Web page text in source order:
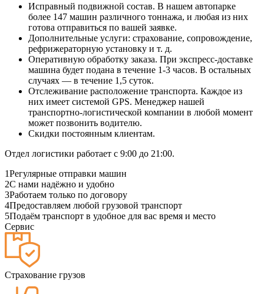
Исправный подвижной состав. В нашем автопарке
более 147 машин различного тоннажа, и любая из них
готова отправиться по вашей заявке.
Дополнительные услуги: страхование, сопровождение,
рефрижераторную установку и т. д.
Оперативную обработку заказа. При экспресс-доставке
машина будет подана в течение 1-3 часов. В остальных
случаях — в течение 1,5 суток.
Отслеживание расположение транспорта. Каждое из
них имеет системой GPS. Менеджер нашей
транспортно-логистической компании в любой момент
может позвонить водителю.
Скидки постоянным клиентам.
Отдел логистики работает с 9:00 до 21:00.
1Регулярные отправки машин
2С нами надёжно и удобно
3Работаем только по договору
4Предоставляем любой грузовой транспорт
5Подаём транспорт в удобное для вас время и место
Сервис
Страхование грузов